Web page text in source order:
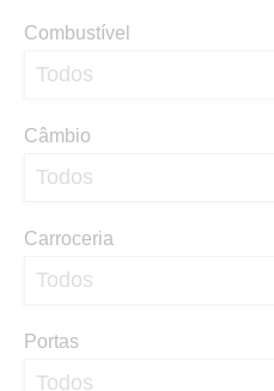
Combustível
Câmbio
Carroceria
Portas